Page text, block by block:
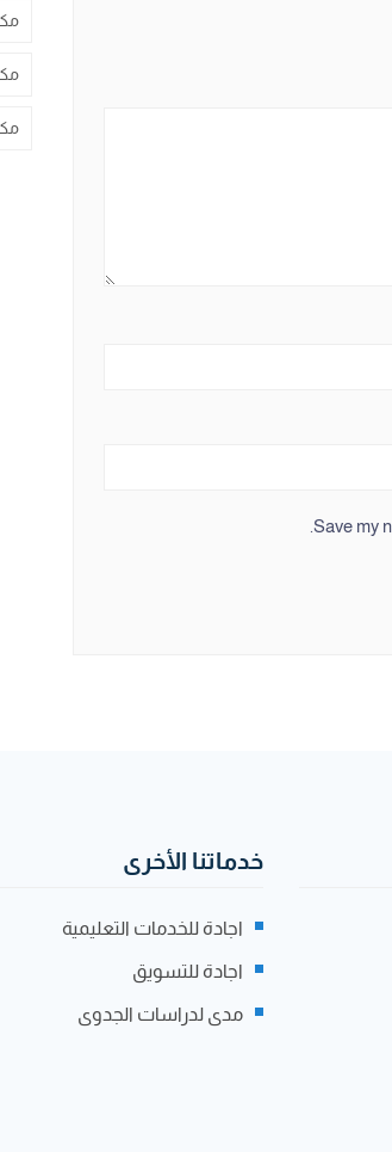
Save my
خدماتنا الأخرى
اجادة للخدمات التعليمية
اجادة للتسويق
مدى لدراسات الجدوى